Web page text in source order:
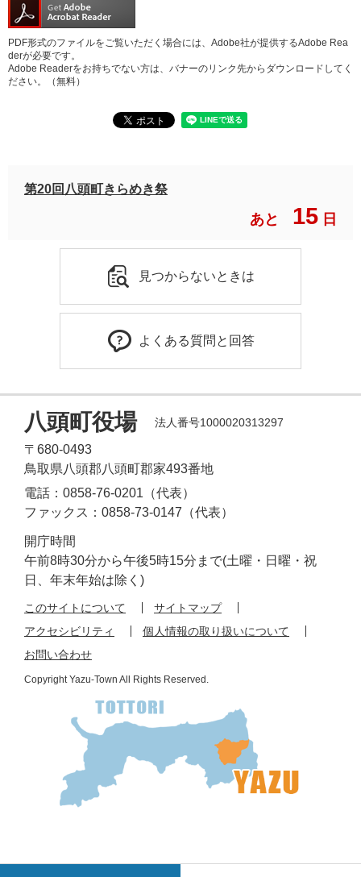
PDF形式のファイルをご覧いただく場合には、Adobe社が提供するAdobe Rea
derが必要です。
Adobe Readerをお持ちでない方は、バナーのリンク先からダウンロードしてく
ださい。（無料）
第20回八頭町きらめき祭
あと 15 日
見つからないときは
よくある質問と回答
八頭町役場 法人番号1000020313297
〒680-0493
鳥取県八頭郡八頭町郡家493番地
電話：0858-76-0201（代表）
ファックス：0858-73-0147（代表）
開庁時間
午前8時30分から午後5時15分まで(土曜・日曜・祝
日、年末年始は除く)
このサイトについて
サイトマップ
アクセシビリティ
個人情報の取り扱いについて
お問い合わせ
Copyright Yazu-Town All Rights Reserved.